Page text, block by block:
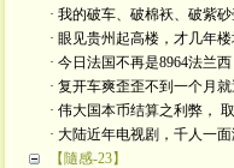
· 我的破车、破棉袄、破紫砂
· 眼见贵州起高楼，才几年楼
· 今日法国不再是8964法兰西
· 复开车爽歪歪不到一个月
· 伟大国本币结算之利弊，
· 大陆近年电视剧，千人一面
【隨感-23】